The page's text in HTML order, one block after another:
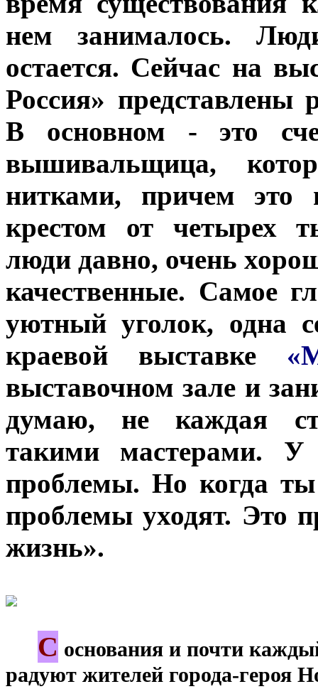
нем занималось.
остается. Сейчас на
Россия» представлены
В основном - это
вышивальщица,
нитками, причем это
крестом от четырех
люди давно, очень
качественные. Самое
уютный уголок, одна
краевой выставке
выставочном зале и
думаю, не каждая
такими мастерами. У
проблемы. Но когда
проблемы уходят. Это
жизнь».
С основания и почти
радуют жителей города-героя